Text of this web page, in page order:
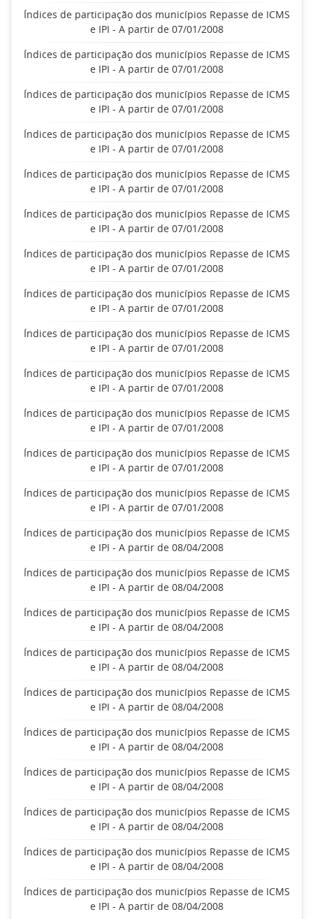
Índices de participação dos municípios Repasse de ICMS
e IPI - A partir de 07/01/2008
Índices de participação dos municípios Repasse de ICMS
e IPI - A partir de 07/01/2008
Índices de participação dos municípios Repasse de ICMS
e IPI - A partir de 07/01/2008
Índices de participação dos municípios Repasse de ICMS
e IPI - A partir de 07/01/2008
Índices de participação dos municípios Repasse de ICMS
e IPI - A partir de 07/01/2008
Índices de participação dos municípios Repasse de ICMS
e IPI - A partir de 07/01/2008
Índices de participação dos municípios Repasse de ICMS
e IPI - A partir de 07/01/2008
Índices de participação dos municípios Repasse de ICMS
e IPI - A partir de 07/01/2008
Índices de participação dos municípios Repasse de ICMS
e IPI - A partir de 07/01/2008
Índices de participação dos municípios Repasse de ICMS
e IPI - A partir de 07/01/2008
Índices de participação dos municípios Repasse de ICMS
e IPI - A partir de 07/01/2008
Índices de participação dos municípios Repasse de ICMS
e IPI - A partir de 07/01/2008
Índices de participação dos municípios Repasse de ICMS
e IPI - A partir de 07/01/2008
Índices de participação dos municípios Repasse de ICMS
e IPI - A partir de 08/04/2008
Índices de participação dos municípios Repasse de ICMS
e IPI - A partir de 08/04/2008
Índices de participação dos municípios Repasse de ICMS
e IPI - A partir de 08/04/2008
Índices de participação dos municípios Repasse de ICMS
e IPI - A partir de 08/04/2008
Índices de participação dos municípios Repasse de ICMS
e IPI - A partir de 08/04/2008
Índices de participação dos municípios Repasse de ICMS
e IPI - A partir de 08/04/2008
Índices de participação dos municípios Repasse de ICMS
e IPI - A partir de 08/04/2008
Índices de participação dos municípios Repasse de ICMS
e IPI - A partir de 08/04/2008
Índices de participação dos municípios Repasse de ICMS
e IPI - A partir de 08/04/2008
Índices de participação dos municípios Repasse de ICMS
e IPI - A partir de 08/04/2008